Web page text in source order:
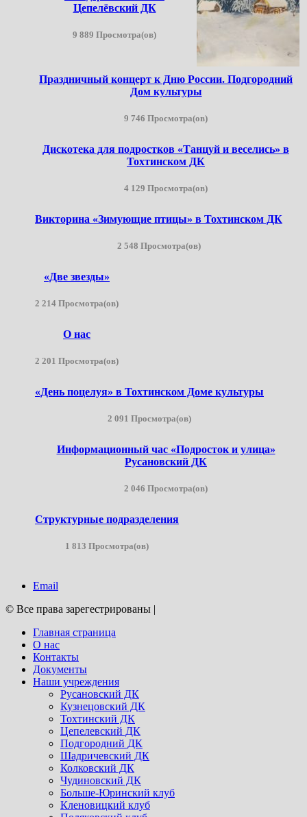
Цепелёвский ДК
9 889 Просмотра(ов)
Праздничный концерт к Дню России. Подгородний
Дом культуры
9 746 Просмотра(ов)
Дискотека для подростков «Танцуй и веселись» в
Тохтинском ДК
4 129 Просмотра(ов)
Викторина «Зимующие птицы» в Тохтинском ДК
2 548 Просмотра(ов)
«Две звезды»
2 214 Просмотра(ов)
О нас
2 201 Просмотра(ов)
«День поцелуя» в Тохтинском Доме культуры
2 091 Просмотра(ов)
Информационный час «Подросток и улица»
Русановский ДК
2 046 Просмотра(ов)
Структурные подразделения
1 813 Просмотра(ов)
Email
© Все права зарегестрированы |
Главная страница
О нас
Контакты
Документы
Наши учреждения
Русановский ДК
Кузнецовский ДК
Тохтинский ДК
Цепелевский ДК
Подгородний ДК
Шадричевский ДК
Колковский ДК
Чудиновский ДК
Больше-Юринский клуб
Кленовицкий клуб